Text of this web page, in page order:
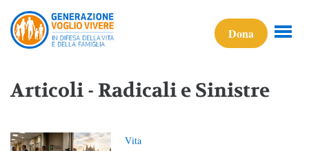
Dona
Articoli - Radicali e Sinistre
Vita